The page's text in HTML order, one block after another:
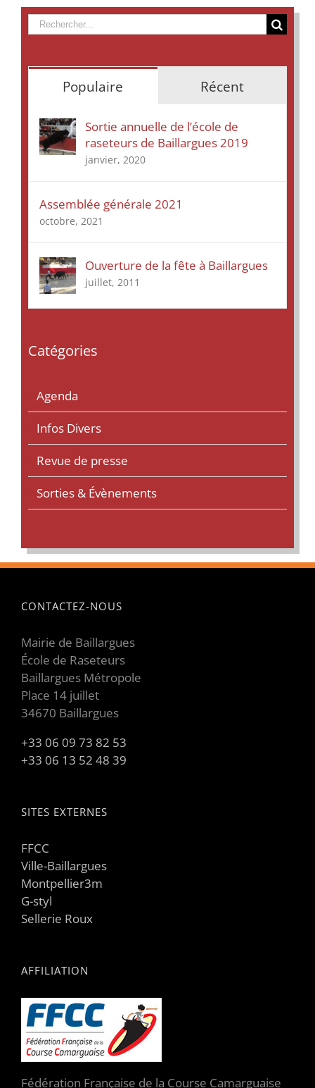
Rechercher
Populaire Récent
Sortie annuelle de l’école de
raseteurs de Baillargues 2019
janvier, 2020
Assemblée générale 2021
octobre, 2021
Ouverture de la fête à Baillargues
juillet, 2011
Catégories
Agenda
Infos Divers
Revue de presse
Sorties & Évènements
CONTACTEZ-NOUS
Mairie de Baillargues
École de Raseteurs
Baillargues Métropole
Place 14 juillet
34670 Baillargues
+33 06 09 73 82 53
+33 06 13 52 48 39
SITES EXTERNES
FFCC
Ville-Baillargues
Montpellier3m
G-styl
Sellerie Roux
AFFILIATION
Fédération Française de la Course Camarguaise